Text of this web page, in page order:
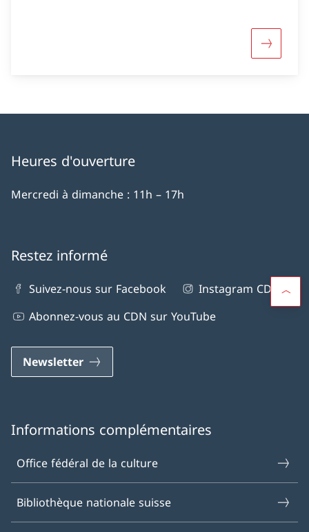
Heures d'ouverture
Mercredi à dimanche : 11h – 17h
Restez informé
Suivez-nous sur Facebook
Instagram CDN
Abonnez-vous au CDN sur YouTube
Newsletter
Informations complémentaires
Office fédéral de la culture
Bibliothèque nationale suisse